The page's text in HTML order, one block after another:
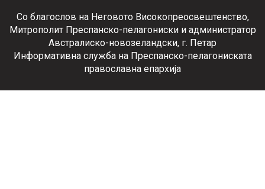
Со благослов на Неговото Високопреосвештенство,
Митрополит Преспанско-пелагониски и администратор
Австралиско-новозеландски, г. Петар
Информативна служба на Преспанско-пелагониската
православна епархија